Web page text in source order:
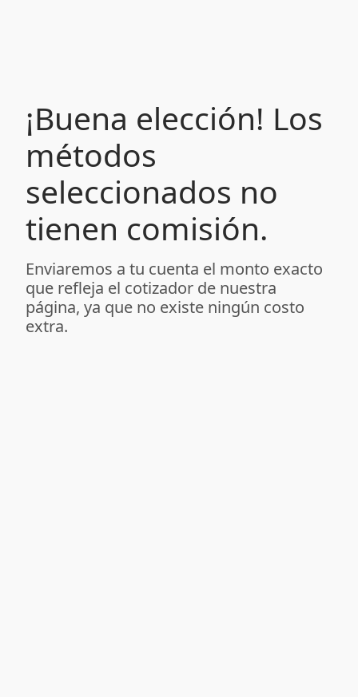
¡Buena elección! Los
métodos
seleccionados no
tienen comisión.
Enviaremos a tu cuenta el monto exacto
que refleja el cotizador de nuestra
página, ya que no existe ningún costo
extra.